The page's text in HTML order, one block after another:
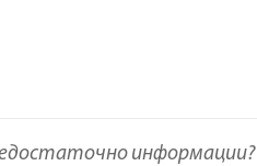
информации?